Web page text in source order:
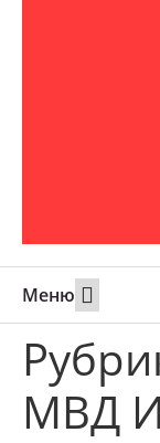
Меню
МВД